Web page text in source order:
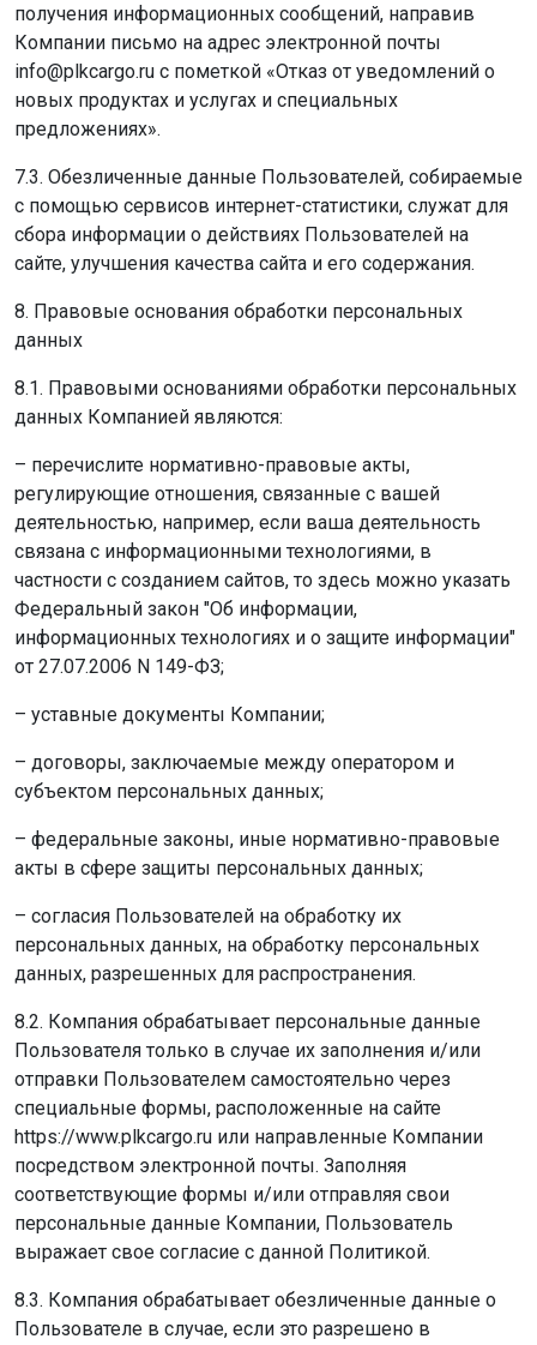
получения информационных сообщений, направив
Компании письмо на адрес электронной почты
info@plkcargo.ru с пометкой «Отказ от уведомлений о
новых продуктах и услугах и специальных
предложениях».
7.3. Обезличенные данные Пользователей, собираемые
с помощью сервисов интернет-статистики, служат для
сбора информации о действиях Пользователей на
сайте, улучшения качества сайта и его содержания.
8. Правовые основания обработки персональных
данных
8.1. Правовыми основаниями обработки персональных
данных Компанией являются:
– перечислите нормативно-правовые акты,
регулирующие отношения, связанные с вашей
деятельностью, например, если ваша деятельность
связана с информационными технологиями, в
частности с созданием сайтов, то здесь можно указать
Федеральный закон "Об информации,
информационных технологиях и о защите информации"
от 27.07.2006 N 149-ФЗ;
– уставные документы Компании;
– договоры, заключаемые между оператором и
субъектом персональных данных;
– федеральные законы, иные нормативно-правовые
акты в сфере защиты персональных данных;
– согласия Пользователей на обработку их
персональных данных, на обработку персональных
данных, разрешенных для распространения.
8.2. Компания обрабатывает персональные данные
Пользователя только в случае их заполнения и/или
отправки Пользователем самостоятельно через
специальные формы, расположенные на сайте
https://www.plkcargo.ru или направленные Компании
посредством электронной почты. Заполняя
соответствующие формы и/или отправляя свои
персональные данные Компании, Пользователь
выражает свое согласие с данной Политикой.
8.3. Компания обрабатывает обезличенные данные о
Пользователе в случае, если это разрешено в